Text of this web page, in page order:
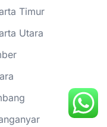
Timur
Utara